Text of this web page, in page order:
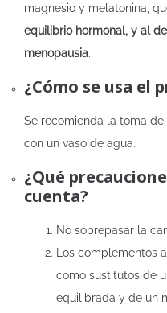
magnesio y melatonina,
equilibrio hormonal, y al
menopausia.
¿Cómo se usa el
Se recomienda la toma de
con un vaso de agua.
¿Qué
cuenta?
No sobrepasar la
Los complementos
como sustitutos de
equilibrada y de un